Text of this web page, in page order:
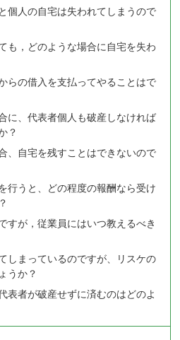
個人の自宅は失われてしまうので
も，どのような場合に自宅を失わ
らの借入を支払ってやることはで
に、代表者個人も破産しなければ
？
、自宅を残すことはできないので
行うと、どの程度の報酬なら受け
すが，従業員にはいつ教えるべき
しまっているのですが、リスケの
うか？
表者が破産せずに済むのはどのよ